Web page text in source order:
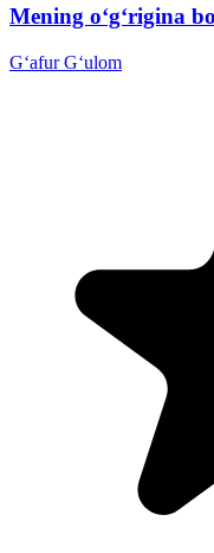
Mening o‘g‘rigina
G‘afur G‘ulom